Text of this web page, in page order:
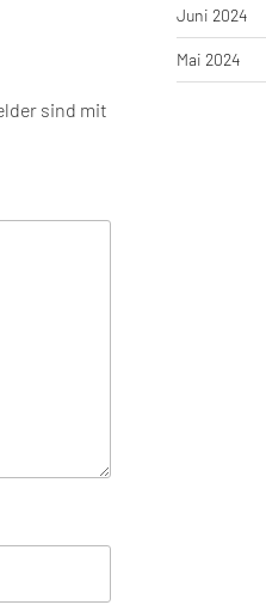
sind mit
Juni 2024
Mai 2024